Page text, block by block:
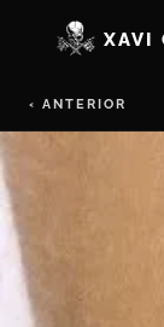
XAVI
‹ ANTERIOR